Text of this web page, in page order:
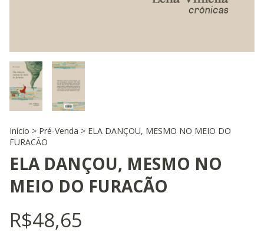
Início > Pré-Venda > ELA DANÇOU, MESMO NO MEIO DO
FURACÃO
ELA DANÇOU, MESMO NO
MEIO DO FURACÃO
R$48,65